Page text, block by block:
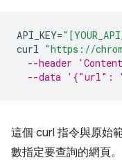
API_KEY=
curl "https://
--header
--data '{"url":
這個 curl 指令與原始
數指定要查詢的網頁。